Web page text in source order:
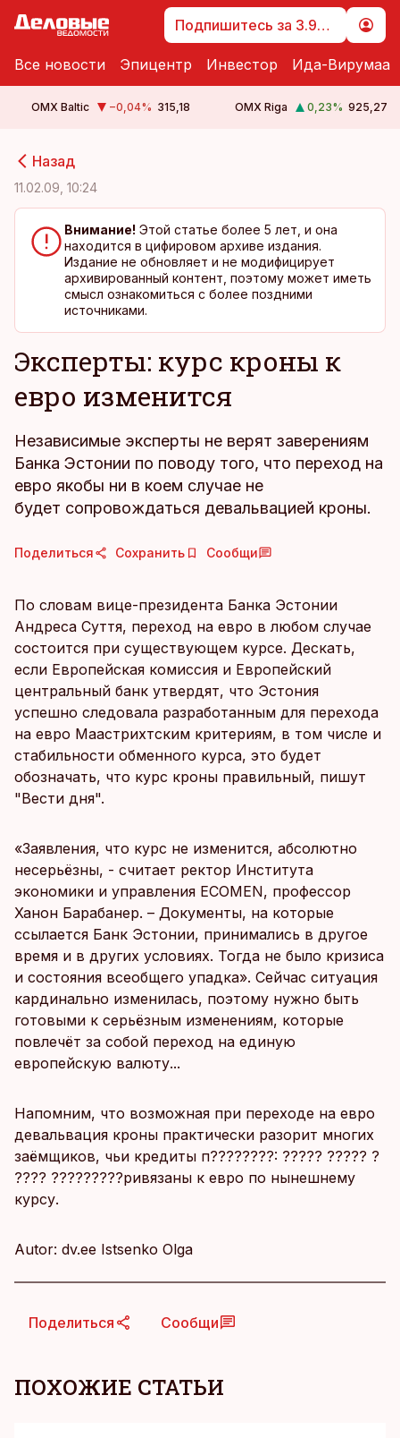
Подпишитесь за 3.99 €
Все новости Эпицентр Инвестор Ида-Вирумаа
OMX Baltic −0,04% 315,18 OMX Riga 0,23% 925,27
Назад
11.02.09, 10:24
Внимание! Этой статье более 5 лет, и она
находится в цифировом архиве издания.
Издание не обновляет и не модифицирует
архивированный контент, поэтому может иметь
смысл ознакомиться с более поздними
источниками.
Эксперты: курс кроны к
евро изменится
Независимые эксперты не верят заверениям
Банка Эстонии по поводу того, что переход на
евро якобы ни в коем случае не
будет сопровождаться девальвацией кроны.
Поделиться Сохранить Сообщи
По словам вице-президента Банка Эстонии
Андреса Суття, переход на евро в любом случае
состоится при существующем курсе. Дескать,
если Европейская комиссия и Европейский
центральный банк утвердят, что Эстония
успешно следовала разработанным для перехода
на евро Маастрихтским критериям, в том числе и
стабильности обменного курса, это будет
обозначать, что курс кроны правильный, пишут
"Вести дня".
«Заявления, что курс не изменится, абсолютно
несерьёзны, - считает ректор Института
экономики и управления ECOMEN, профессор
Ханон Барабанер. – Документы, на которые
ссылается Банк Эстонии, принимались в другое
время и в других условиях. Тогда не было кризиса
и состояния всеобщего упадка». Сейчас ситуация
кардинально изменилась, поэтому нужно быть
готовыми к серьёзным изменениям, которые
повлечёт за собой переход на единую
европейскую валюту...
Напомним, что возможная при переходе на евро
девальвация кроны практически разорит многих
заёмщиков, чьи кредиты п????????: ????? ????? ?
???? ?????????ривязаны к евро по нынешнему
курсу.
Autor: dv.ee Istsenko Olga
Поделиться Сообщи
ПОХОЖИЕ СТАТЬИ